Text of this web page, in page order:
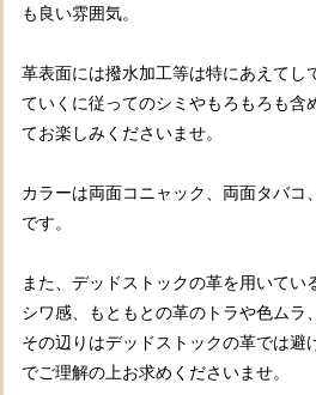
も良い雰囲気。
革表面には撥水加工等は特にあえてし
ていくに従ってのシミやもろもろも含
てお楽しみくださいませ。
カラーは両面コニャック、両面タバコ
です。
また、デッドストックの革を用いてい
シワ感、もともとの革のトラや色ムラ
その辺りはデッドストックの革では避
でご理解の上お求めくださいませ。